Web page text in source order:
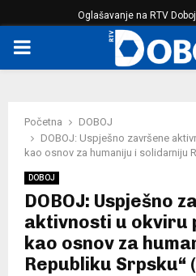
Oglašavanje na RTV Doboj
PRIMARY
Početna
DOBOJ
DOBOJ: Uspješno završene
kao osnov za humaniju i solidarniju
DOBOJ
DOBOJ: Uspješno
aktivnosti u okviru
kao osnov za
Republiku Srpsku“